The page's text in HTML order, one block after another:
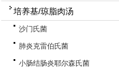
培养基/琼脂肉汤
沙门氏菌
肺炎克雷伯氏菌
小肠结肠炎耶尔森氏菌